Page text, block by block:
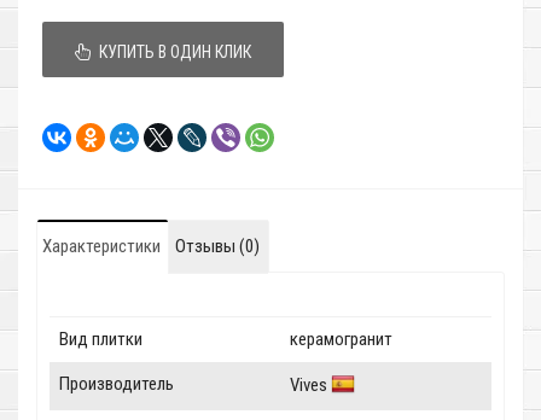
КУПИТЬ В ОДИН КЛИК
Характеристики Отзывы (0)
Вид плитки керамогранит
Производитель Vives